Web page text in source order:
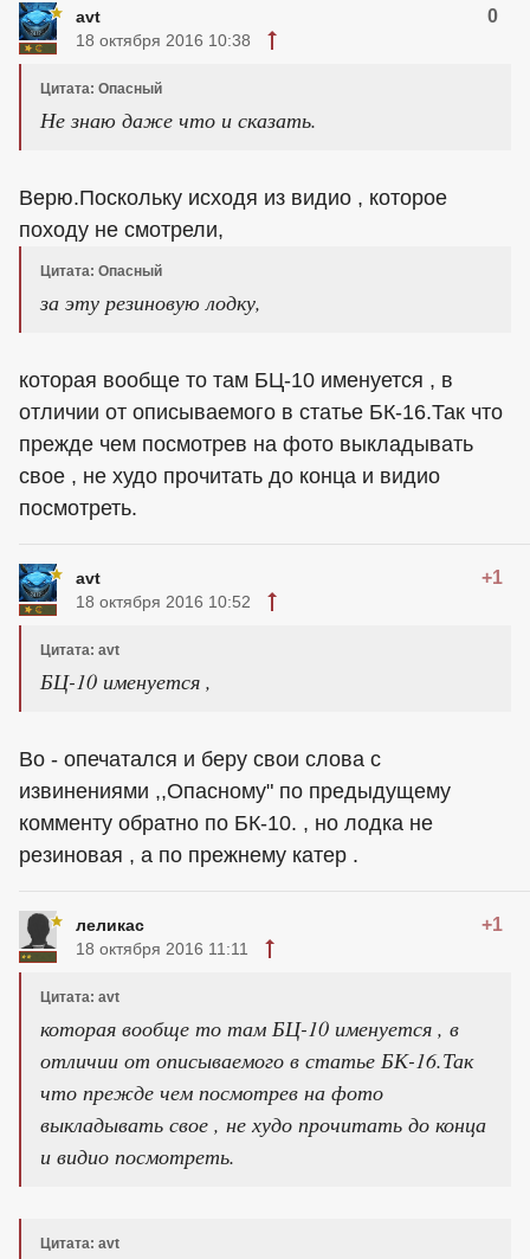
avt 0
18 октября 2016 10:38
Цитата: Опасный
Не знаю даже что и сказать.
Верю.Поскольку исходя из видио , которое
походу не смотрели,
Цитата: Опасный
за эту резиновую лодку,
которая вообще то там БЦ-10 именуется , в
отличии от описываемого в статье БК-16.Так что
прежде чем посмотрев на фото выкладывать
свое , не худо прочитать до конца и видио
посмотреть.
avt +1
18 октября 2016 10:52
Цитата: avt
БЦ-10 именуется ,
Во - опечатался и беру свои слова с
извинениями ,,Опасному" по предыдущему
комменту обратно по БК-10. , но лодка не
резиновая , а по прежнему катер .
леликас +1
18 октября 2016 11:11
Цитата: avt
которая вообще то там БЦ-10 именуется , в
отличии от описываемого в статье БК-16.Так
что прежде чем посмотрев на фото
выкладывать свое , не худо прочитать до конца
и видио посмотреть.
Цитата: avt